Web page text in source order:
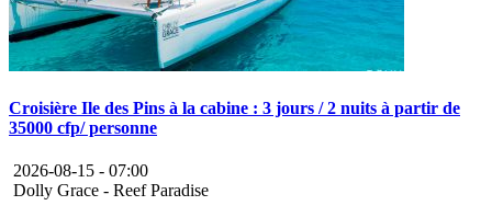
Croisière Ile des Pins à la cabine : 3 jours / 2 nuits à partir de
35000 cfp/ personne
2026-08-15 - 07:00
Dolly Grace - Reef Paradise